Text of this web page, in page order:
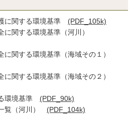
に関する環境基準 (PDF_105k)
に関する環境基準（河川）
関する環境基準（海域その１）
関する環境基準（海域その２）
環境基準 (PDF_90k)
覧（河川） (PDF_104k)